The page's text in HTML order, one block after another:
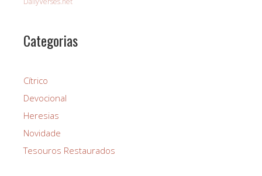
Categorias
Cítrico
Devocional
Heresias
Novidade
Tesouros Restaurados